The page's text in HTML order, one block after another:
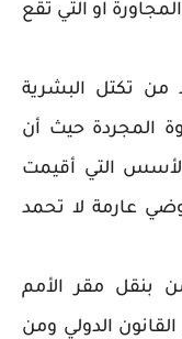
او التي تقع
من تكتل البشرية
المجردة حيث أن
التي أقيمت
عارمة لا تحمد
بنقل مقر الأمم
الدولي ومن